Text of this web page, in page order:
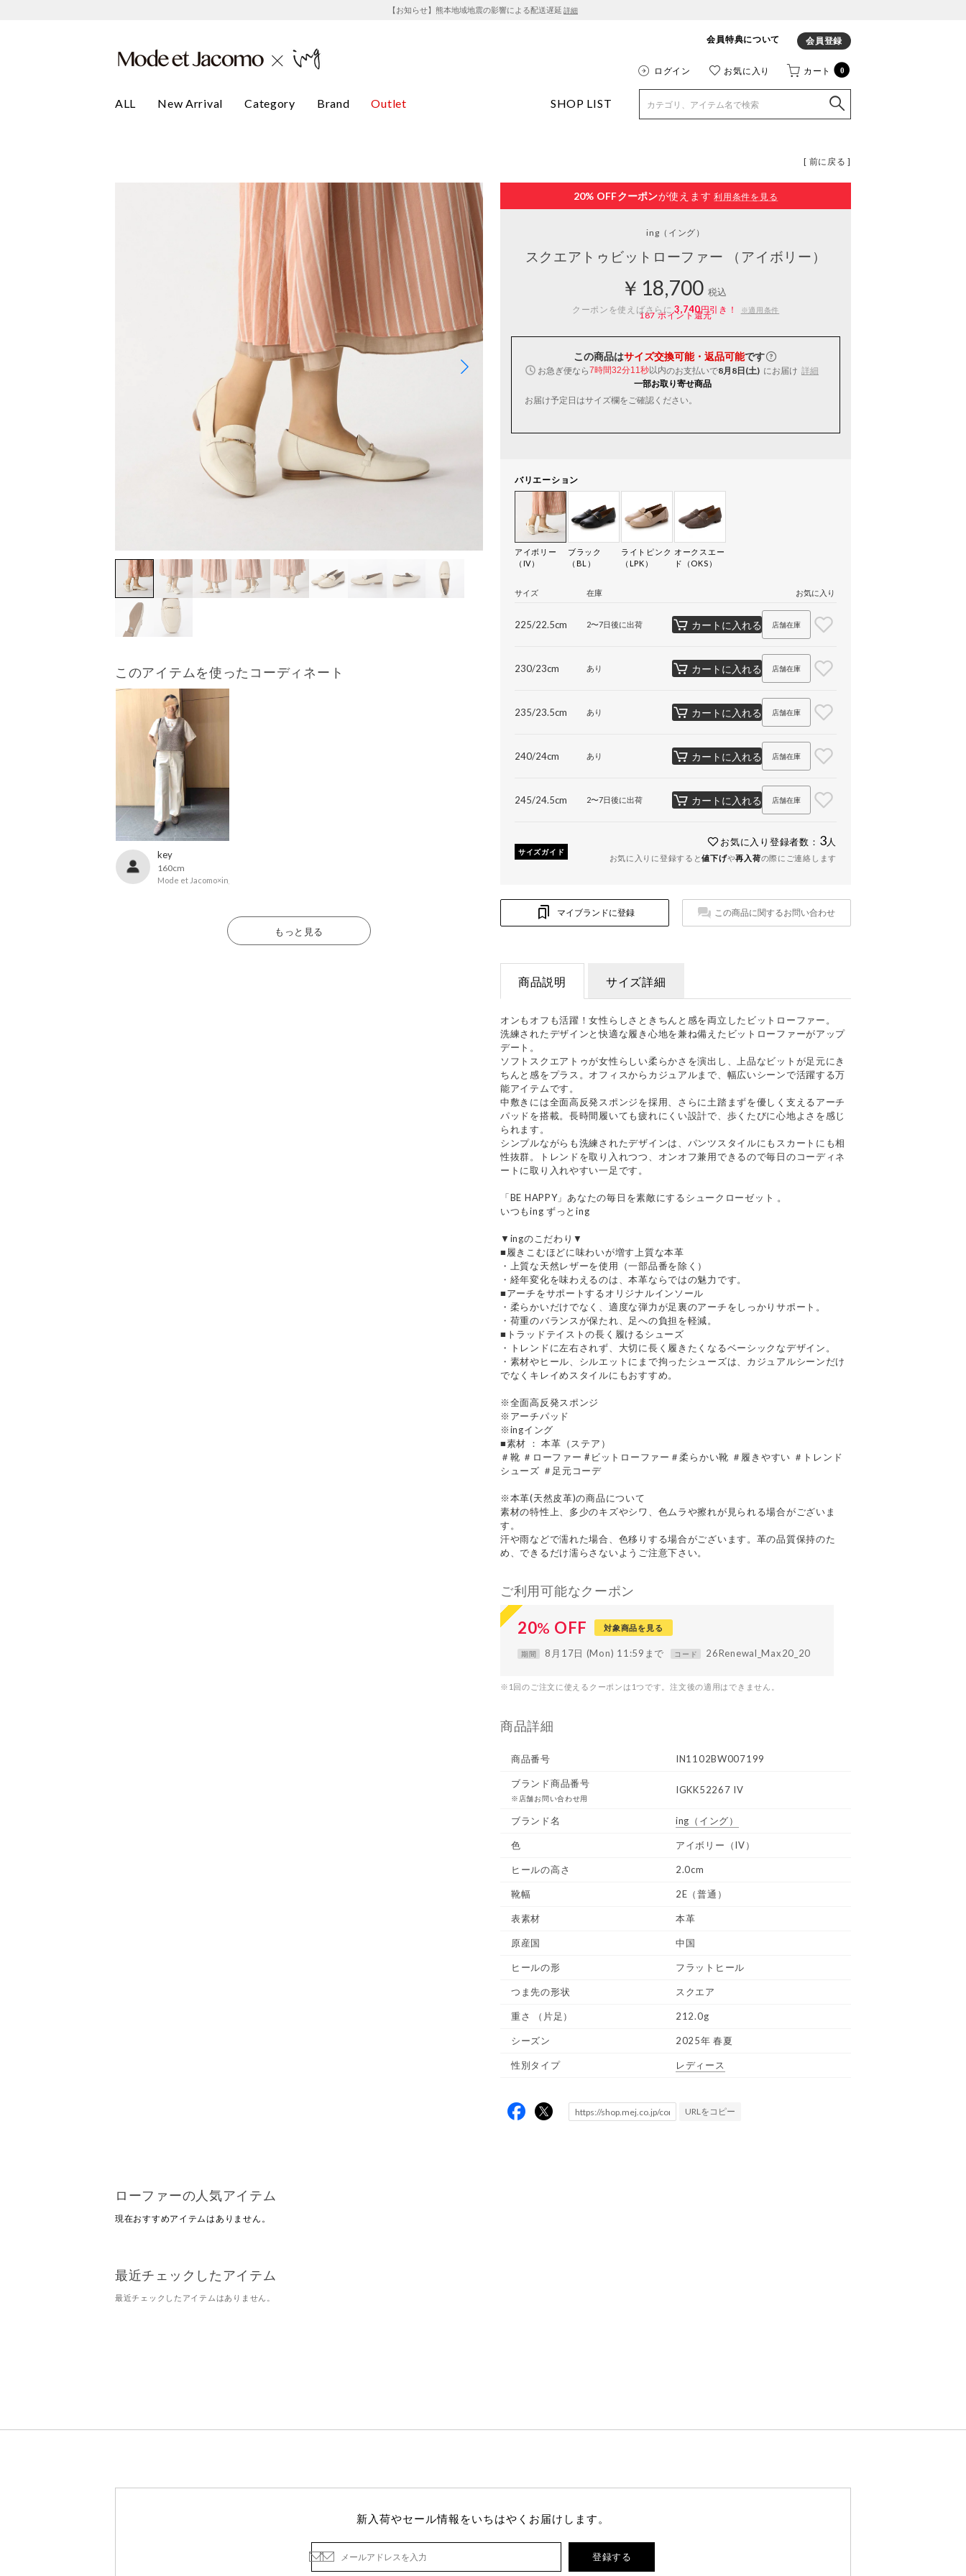
【お知らせ】熊本地域地震の影響による配送遅延 詳細
会員特典について 会員登録
ログイン お気に入り カート 0
ALL New Arrival Category Brand Outlet SHOP LIST
[ 前に戻る ]
このアイテムを使ったコーディネート
key
160cm
Mode et Jacomo×ing
もっと見る
20% OFFクーポンが使えます 利用条件を見る
ing （イング）
スクエアトゥビットローファー （アイボリー）
￥18,700 税込
クーポンを使えばさらに3,740円引き！ ※適用条件
187ポイント還元
この商品はサイズ交換可能・返品可能です
お急ぎ便なら7時間32分10秒以内のお支払いで8月8日(土) にお届け 詳細
一部お取り寄せ商品
お届け予定日はサイズ欄をご確認ください。
バリエーション
アイボリー
（IV）
ブラック
（BL）
ライトピンク
（LPK）
オークスエー
ド（OKS）
サイズ 在庫 お気に入り
225/22.5cm 2〜7日後に出荷 カートに入れる 店舗在庫
230/23cm あり カートに入れる 店舗在庫
235/23.5cm あり カートに入れる 店舗在庫
240/24cm あり カートに入れる 店舗在庫
245/24.5cm 2〜7日後に出荷 カートに入れる 店舗在庫
サイズガイド
お気に入り登録者数： 3 人
お気に入りに登録すると値下げや再入荷の際にご連絡します
マイブランドに登録 この商品に関するお問い合わせ
商品説明 サイズ詳細
オンもオフも活躍！女性らしさときちんと感を両立したビットローファー。
洗練されたデザインと快適な履き心地を兼ね備えたビットローファーがアップ
デート。
ソフトスクエアトゥが女性らしい柔らかさを演出し、上品なビットが足元にき
ちんと感をプラス。オフィスからカジュアルまで、幅広いシーンで活躍する万
能アイテムです。
中敷きには全面高反発スポンジを採用、さらに土踏まずを優しく支えるアーチ
パッドを搭載。長時間履いても疲れにくい設計で、歩くたびに心地よさを感じ
られます。
シンプルながらも洗練されたデザインは、パンツスタイルにもスカートにも相
性抜群。トレンドを取り入れつつ、オンオフ兼用できるので毎日のコーディネ
ートに取り入れやすい一足です。
「BE HAPPY」あなたの毎日を素敵にするシュークローゼット 。
いつもing ずっとing
▼ingのこだわり▼
■履きこむほどに味わいが増す上質な本革
・上質な天然レザーを使用（一部品番を除く）
・経年変化を味わえるのは、本革ならではの魅力です。
■アーチをサポートするオリジナルインソール
・柔らかいだけでなく、適度な弾力が足裏のアーチをしっかりサポート。
・荷重のバランスが保たれ、足への負担を軽減。
■トラッドテイストの長く履けるシューズ
・トレンドに左右されず、大切に長く履きたくなるベーシックなデザイン。
・素材やヒール、シルエットにまで拘ったシューズは、カジュアルシーンだけ
でなくキレイめスタイルにもおすすめ。
※全面高反発スポンジ
※アーチパッド
※ingイング
■素材 ： 本革（ステア）
＃靴 ＃ローファー #ビットローファー＃柔らかい靴 ＃履きやすい ＃トレンド
シューズ ＃足元コーデ
※本革(天然皮革)の商品について
素材の特性上、多少のキズやシワ、色ムラや擦れが見られる場合がございま
す。
汗や雨などで濡れた場合、色移りする場合がございます。革の品質保持のた
め、できるだけ濡らさないようご注意下さい。
ご利用可能なクーポン
20% OFF 対象商品を見る
期間 8月17日 (Mon) 11:59まで コード 26Renewal_Max20_20
※1回のご注文に使えるクーポンは1つです。注文後の適用はできません。
商品詳細
商品番号 IN1102BW007199
ブランド商品番号
※店舗お問い合わせ用
IGKK52267 IV
ブランド名 ing （イング）
色 アイボリー（IV）
ヒールの高さ 2.0cm
靴幅 2E（普通）
表素材 本革
原産国 中国
ヒールの形 フラットヒール
つま先の形状 スクエア
重さ （片足） 212.0g
シーズン 2025年 春夏
性別タイプ レディース
URLをコピー
ローファーの人気アイテム
現在おすすめアイテムはありません。
最近チェックしたアイテム
最近チェックしたアイテムはありません。
新入荷やセール情報をいちはやくお届けします。
登録する